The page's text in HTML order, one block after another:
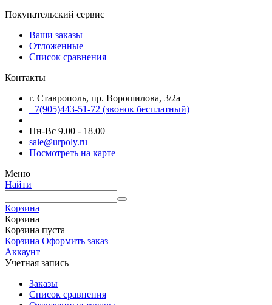
Покупательский сервис
Ваши заказы
Отложенные
Список сравнения
Контакты
г. Ставрополь, пр. Ворошилова, 3/2а
+7(905)443-51-72 (звонок бесплатный)
Пн-Вс 9.00 - 18.00
sale@urpoly.ru
Посмотреть на карте
Меню
Найти
Корзина
Корзина
Корзина пуста
Корзина Оформить заказ
Аккаунт
Учетная запись
Заказы
Список сравнения